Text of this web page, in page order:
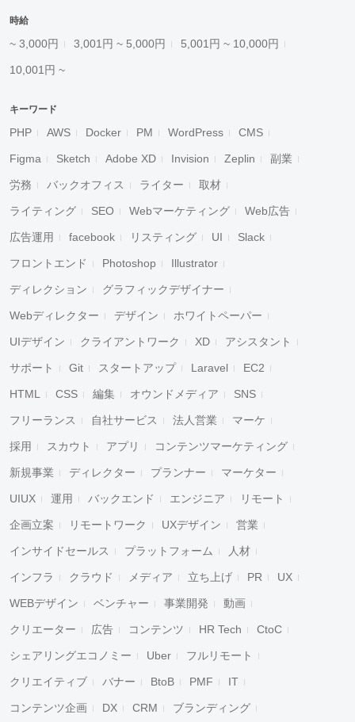
時給
~ 3,000円 3,001円 ~ 5,000円 5,001円 ~ 10,000円
10,001円 ~
キーワード
PHP AWS Docker PM WordPress CMS
Figma Sketch Adobe XD Invision Zeplin 副業
労務 バックオフィス ライター 取材
ライティング SEO Webマーケティング Web広告
広告運用 facebook リスティング UI Slack
フロントエンド Photoshop Illustrator
ディレクション グラフィックデザイナー
Webディレクター デザイン ホワイトペーパー
UIデザイン クライアントワーク XD アシスタント
サポート Git スタートアップ Laravel EC2
HTML CSS 編集 オウンドメディア SNS
フリーランス 自社サービス 法人営業 マーケ
採用 スカウト アプリ コンテンツマーケティング
新規事業 ディレクター プランナー マーケター
UIUX 運用 バックエンド エンジニア リモート
企画立案 リモートワーク UXデザイン 営業
インサイドセールス プラットフォーム 人材
インフラ クラウド メディア 立ち上げ PR UX
WEBデザイン ベンチャー 事業開発 動画
クリエーター 広告 コンテンツ HR Tech CtoC
シェアリングエコノミー Uber フルリモート
クリエイティブ バナー BtoB PMF IT
コンテンツ企画 DX CRM ブランディング